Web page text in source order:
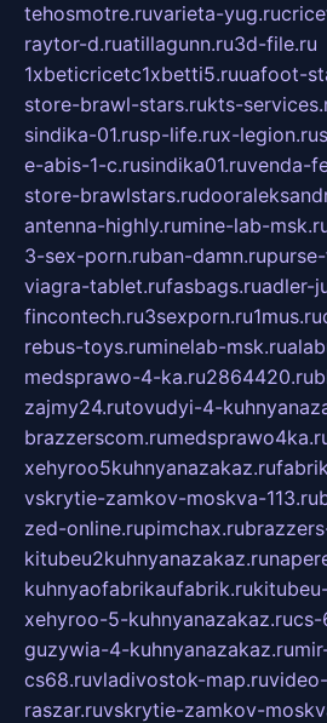
tehosmotre.ruvarieta-yug.ru
raytor-d.ruatillagunn.ru3d-file.ru
1xbeticricetc1xbetti5.ruuafoot-
store-brawl-stars.rukts-
sindika-01.rusp-life.rux-legion.ru
e-abis-1-c.rusindika01.ruvenda-
store-brawlstars.ru
antenna-highly.rumine-lab-
3-sex-porn.ruban-damn.ru
viagra-tablet.rufasbags.ruadler-
fincontech.ru3sexporn.ru1mus.ru
rebus-toys.ruminelab-msk.ru
medsprawo-4-ka.ru2864420.ru
zajmy24.rutovudyi-4-
brazzerscom.ru
xehyroo5kuhnyanazakaz.ru
vskrytie-zamkov-moskva-113.ru
zed-online.rupimchax.ru
kitubeu2kuhnyanazakaz.ru
kuhnyaofabrikaufabrik.ru
xehyroo-5-kuhnyanazakaz.rucs-
guzywia-4-kuhnyanazakaz.ru
cs68.ruvladivostok-map.ru
raszar.ruvskrytie-zamkov-